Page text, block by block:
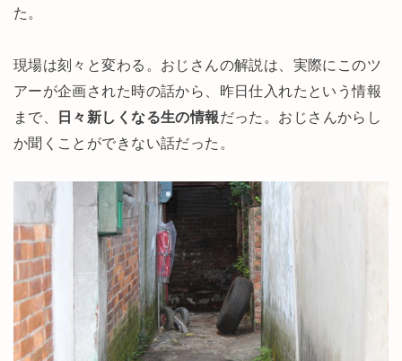
た。
現場は刻々と変わる。おじさんの解説は、実際にこのツ
アーが企画された時の話から、昨日仕入れたという情報
まで、 日々新しくなる生の情報だった。おじさんからし
か聞くことができない話だった。